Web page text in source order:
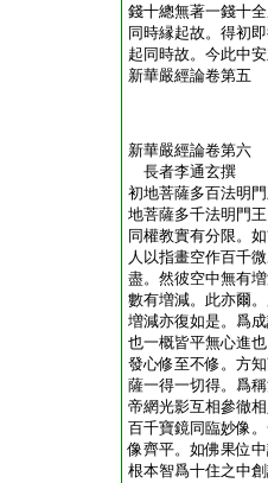
錢十總無著一錢十
同時縁起故。得初
起同時故。今此中
新華嚴經論卷第五
新華嚴經論卷第六
長者李通玄撰
初地菩薩多百法明
地菩薩多千法明門
同權教實有分限。
人以指畫空作百千
盡。然彼空中無有
數有増減。此亦爾
増減亦復如是。爲
也一概皆平無心進
發心修至不修。方
薩一得一切得。爲
帝網光影互相參徹
百千寶鏡同臨妙像
像齊平。如佛果位
根本智爲十住之中